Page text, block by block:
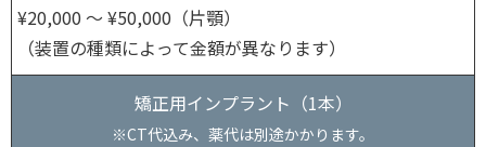
¥20,000 ～ ¥50,000（片顎）
（装置の種類によって金額が異なります）
矯正用インプラント（1本）
※CT代込み、薬代は別途かかります。